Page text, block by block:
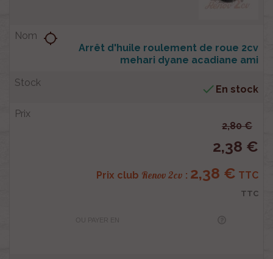
Arrêt d'huile roulement de roue 2cv
mehari dyane acadiane ami
location_searching
 En stock
2,80 €
2,38 €
Prix club Renov 2cv : 2,38 € TTC
TTC
OU PAYER EN